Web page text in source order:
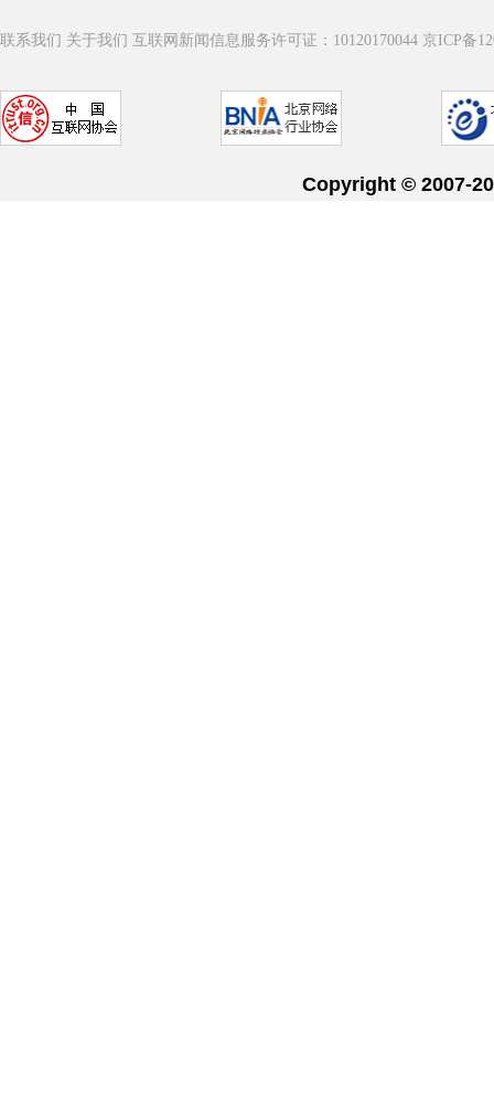
联系我们 关于我们 互联网新闻信息服务许可证：10120170044 京ICP备
Copyright © 2007-